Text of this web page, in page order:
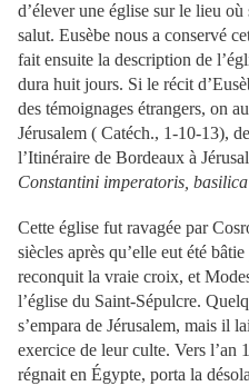
d’élever une église sur le lieu
salut. Eusèbe nous a conservé
fait ensuite la description de
dura huit jours. Si le récit
des témoignages étrangers, on
Jérusalem ( Catéch., 1-10-13),
l’Itinéraire de Bordeaux à
Constantini imperatoris,
Cette église fut ravagée par
siècles après qu’elle eut été
reconquit la vraie croix, et
l’église du Saint-Sépulcre.
s’empara de Jérusalem, mais il
exercice de leur culte. Vers l’an
régnait en Égypte, porta la